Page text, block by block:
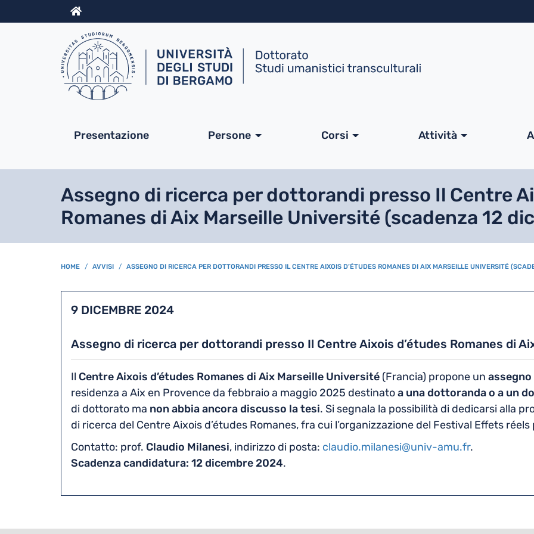
Info
Navigazione principale
Presentazione Persone Corsi Attività
Assegno di ricerca per dottorandi presso Il Centre
Romanes di Aix Marseille Université (scadenza 12
BREADCRUMB
HOME AVVISI ASSEGNO DI RICERCA PER DOTTORANDI PRESSO IL CENTRE AIXOIS D’ÉTUDES ROMANES DI AIX MARSEILLE UNIVERSITÉ
9 DICEMBRE 2024
Assegno di ricerca per dottorandi presso Il Centre Aixois d’études Romanes di
Il Centre Aixois d’études Romanes di Aix Marseille Université (Francia) propone un
residenza a Aix en Provence da febbraio a maggio 2025 destinatoa una dottoranda o a un
di dottorato ma non abbia ancora discusso la tesi. Si segnala la possibilità di dedicarsi alla
di ricerca del Centre Aixois d’études Romanes, fra cui l’organizzazione del Festival Effets
Contatto: prof. Claudio Milanesi, indirizzo di posta: claudio.milanesi@univ-amu.fr.
Scadenza candidatura: 12 dicembre 2024.